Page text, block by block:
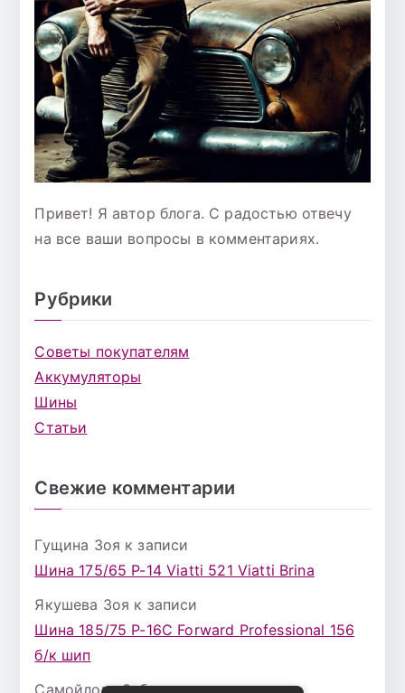
Привет! Я автор блога. С радостью отвечу
на все ваши вопросы в комментариях.
Рубрики
Советы покупателям
Аккумуляторы
Шины
Статьи
Свежие комментарии
Гущина Зоя к записи
Шина 175/65 Р-14 Viatti 521 Viatti Brina
Якушева Зоя к записи
Шина 185/75 Р-16С Forward Professional 156
б/к шип
Самойлова Забавак записи